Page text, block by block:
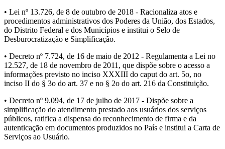
• Lei nº 13.726, de 8 de outubro de 2018 - Racionaliza atos e
procedimentos administrativos dos Poderes da União, dos Estados,
do Distrito Federal e dos Municípios e institui o Selo de
Desburocratização e Simplificação.
• Decreto nº 7.724, de 16 de maio de 2012 - Regulamenta a Lei no
12.527, de 18 de novembro de 2011, que dispõe sobre o acesso a
informações previsto no inciso XXXIII do caput do art. 5o, no
inciso II do § 3o do art. 37 e no § 2o do art. 216 da Constituição.
• Decreto nº 9.094, de 17 de julho de 2017 - Dispõe sobre a
simplificação do atendimento prestado aos usuários dos serviços
públicos, ratifica a dispensa do reconhecimento de firma e da
autenticação em documentos produzidos no País e institui a Carta de
Serviços ao Usuário.